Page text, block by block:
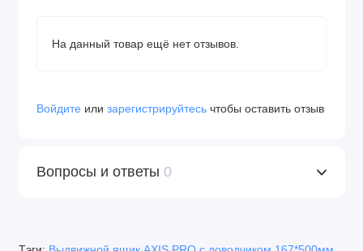
На данный товар ещё нет отзывов.
Войдите или зарегистрируйтесь чтобы оставить отзыв
Вопросы и ответы 0